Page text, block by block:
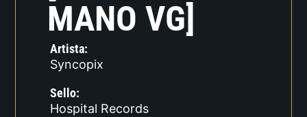
MANO VG]
Artista:
Syncopix
Sello:
Hospital Records